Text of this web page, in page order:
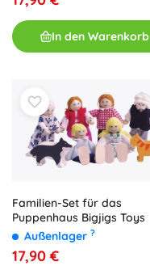
In den Warenkorb
Familien-Set für das
Puppenhaus Bigjigs Toys
Außenlager ?
17,90 €